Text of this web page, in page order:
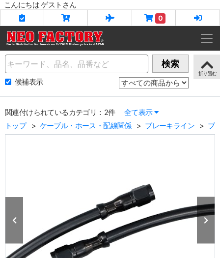
こんにちは ゲストさん
0
Name 検索
候補表示
関連付けられているカテゴリ：2件
全て表示
トップ
ケーブル・ホース・配線関係 ブレーキライン ブ